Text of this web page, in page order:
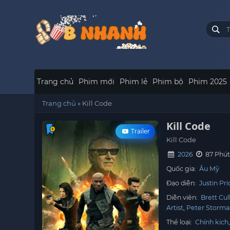
Trang chủ Phim mới Phim lẻ Phim bộ Phim 2025
Trang chủ » Kill Code
Trailer Kill Code
Kill Code
2026
87 Phút
Quốc gia: Âu Mỹ
Đạo diễn: Justin
Diễn viên: Brett
Artist Peter
Thể loại: Chính kịch,